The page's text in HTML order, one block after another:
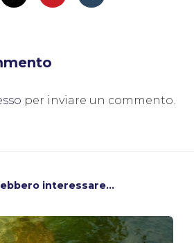
per inviare un commento.
interessare...